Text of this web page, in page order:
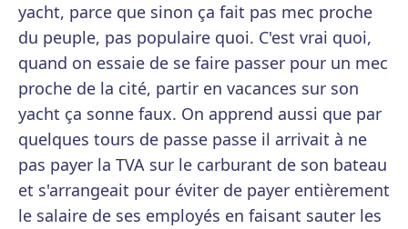
yacht, parce que sinon ça fait pas mec proche
du peuple, pas populaire quoi. C'est vrai quoi,
quand on essaie de se faire passer pour un mec
proche de la cité, partir en vacances sur son
yacht ça sonne faux. On apprend aussi que par
quelques tours de passe passe il arrivait à ne
pas payer la TVA sur le carburant de son bateau
et s'arrangeait pour éviter de payer entièrement
le salaire de ses employés en faisant sauter les